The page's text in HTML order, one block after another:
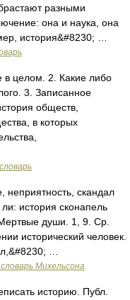
разными
она и наука, она
история&#8230; …
целом. 2. Какие либо
3. Записанное
обществ,
в которых
скандал
история сконапель
души. 1, 9. Ср.
исторический человек.
…
Михельсона
историю. Публ.